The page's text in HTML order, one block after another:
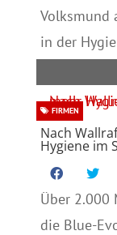
Volksmund
in der
Nach
Hygiene im
FIRMEN
Über 2.000
die Blue-